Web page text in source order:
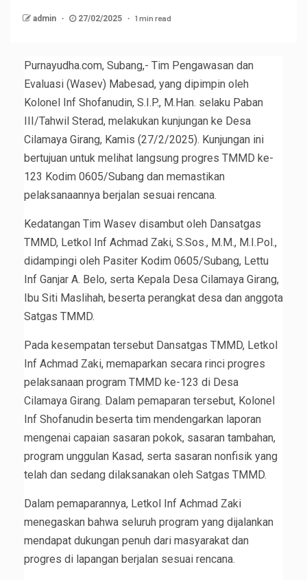
admin 27/02/2025 1 min read
Purnayudha.com, Subang,- Tim Pengawasan dan
Evaluasi (Wasev) Mabesad, yang dipimpin oleh
Kolonel Inf Shofanudin, S.I.P., M.Han. selaku Paban
III/Tahwil Sterad, melakukan kunjungan ke Desa
Cilamaya Girang, Kamis (27/2/2025). Kunjungan ini
bertujuan untuk melihat langsung progres TMMD ke-
123 Kodim 0605/Subang dan memastikan
pelaksanaannya berjalan sesuai rencana.
Kedatangan Tim Wasev disambut oleh Dansatgas
TMMD, Letkol Inf Achmad Zaki, S.Sos., M.M., M.I.Pol.,
didampingi oleh Pasiter Kodim 0605/Subang, Lettu
Inf Ganjar A. Belo, serta Kepala Desa Cilamaya Girang,
Ibu Siti Maslihah, beserta perangkat desa dan anggota
Satgas TMMD.
Pada kesempatan tersebut Dansatgas TMMD, Letkol
Inf Achmad Zaki, memaparkan secara rinci progres
pelaksanaan program TMMD ke-123 di Desa
Cilamaya Girang. Dalam pemaparan tersebut, Kolonel
Inf Shofanudin beserta tim mendengarkan laporan
mengenai capaian sasaran pokok, sasaran tambahan,
program unggulan Kasad, serta sasaran nonfisik yang
telah dan sedang dilaksanakan oleh Satgas TMMD.
Dalam pemaparannya, Letkol Inf Achmad Zaki
menegaskan bahwa seluruh program yang dijalankan
mendapat dukungan penuh dari masyarakat dan
progres di lapangan berjalan sesuai rencana.